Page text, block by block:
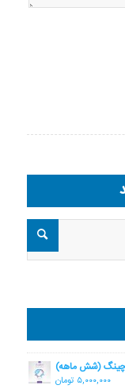
(شش ماهه)
۵,۰۰۰,۰۰۰ تومان